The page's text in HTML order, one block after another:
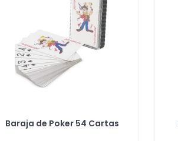
Baraja de Poker 54 Cartas